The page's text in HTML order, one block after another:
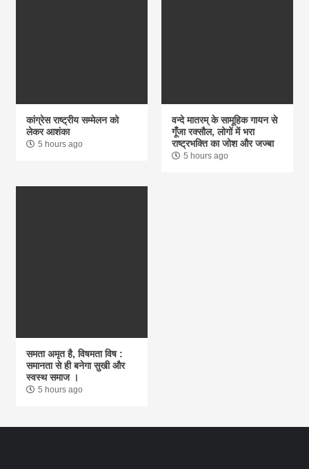
कांग्रेस राष्ट्रीय सम्मेलन को
लेकर आशंका
5 hours ago
वन्दे मातरम् के सामूहिक गायन से
गूंँजा रक्सौल, लोगों में भरा
राष्ट्रभक्ति का जोश और जज्बा
5 hours ago
समता अमृत है, विषमता विष :
समानता से ही बनेगा सुखी और
स्वस्थ समाज ।
5 hours ago